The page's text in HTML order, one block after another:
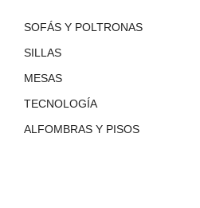
SOFÁS Y POLTRONAS
SILLAS
MESAS
TECNOLOGÍA
ALFOMBRAS Y PISOS